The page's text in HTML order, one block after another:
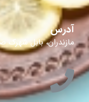
آدرس
مازندران، بابل شهرک